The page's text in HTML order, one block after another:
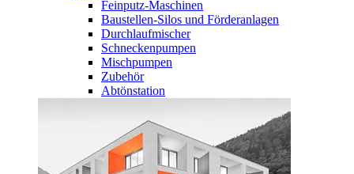
Feinputz-Maschinen
Baustellen-Silos und Förderanlagen
Durchlaufmischer
Schneckenpumpen
Mischpumpen
Zubehör
Abtönstation